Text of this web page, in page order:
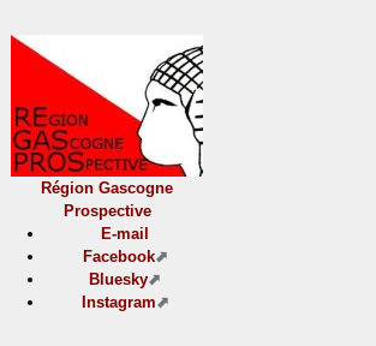
Région Gascogne
Prospective
E-mail
Facebook
Bluesky
Instagram